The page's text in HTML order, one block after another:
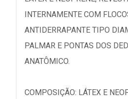
INTERNAMENTE COM
ANTIDERRAPANTE TIPO
PALMAR E PONTAS DOS
ANATÔMICO.
COMPOSIÇÃO: LÁTEX E